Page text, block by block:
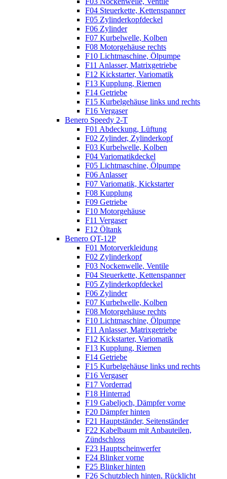
F04 Steuerkette, Kettenspanner
F05 Zylinderkopfdeckel
F06 Zylinder
F07 Kurbelwelle, Kolben
F08 Motorgehäuse rechts
F10 Lichtmaschine, Ölpumpe
F11 Anlasser, Matrixgetriebe
F12 Kickstarter, Variomatik
F13 Kupplung, Riemen
F14 Getriebe
F15 Kurbelgehäuse links und rechts
F16 Vergaser
Benero Speedy 2-T
F01 Abdeckung, Lüftung
F02 Zylinder, Zylinderkopf
F03 Kurbelwelle, Kolben
F04 Variomatikdeckel
F05 Lichtmaschine, Ölpumpe
F06 Anlasser
F07 Variomatik, Kickstarter
F08 Kupplung
F09 Getriebe
F10 Motorgehäuse
F11 Vergaser
F12 Öltank
Benero QT-12P
F01 Motorverkleidung
F02 Zylinderkopf
F03 Nockenwelle, Ventile
F04 Steuerkette, Kettenspanner
F05 Zylinderkopfdeckel
F06 Zylinder
F07 Kurbelwelle, Kolben
F08 Motorgehäuse rechts
F10 Lichtmaschine, Ölpumpe
F11 Anlasser, Matrixgetriebe
F12 Kickstarter, Variomatik
F13 Kupplung, Riemen
F14 Getriebe
F15 Kurbelgehäuse links und rechts
F16 Vergaser
F17 Vorderrad
F18 Hinterrad
F19 Gabeljoch, Dämpfer vorne
F20 Dämpfer hinten
F21 Hauptständer, Seitenständer
F22 Kabelbaum mit Anbauteilen,
Zündschloss
F23 Hauptscheinwerfer
F24 Blinker vorne
F25 Blinker hinten
F26 Schutzblech hinten, Rücklicht